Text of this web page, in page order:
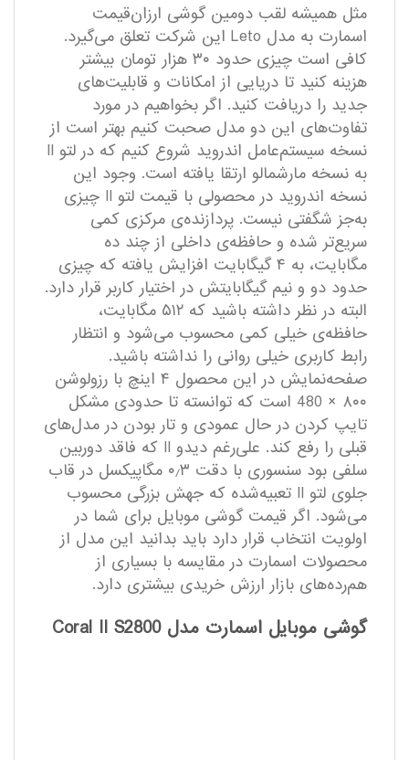
مثل همیشه لقب دومین گوشی ارزان‌قیمت
اسمارت به مدل Leto این شرکت تعلق می‌گیرد.
کافی است چیزی حدود ۳۰ هزار تومان بیشتر
هزینه کنید تا دریایی از امکانات و قابلیت‌های
جدید را دریافت کنید. اگر بخواهیم در مورد
تفاوت‌های این دو مدل صحبت کنیم بهتر است از
نسخه سیستم‌عامل اندروید شروع کنیم که در لتو II
به نسخه مارشمالو ارتقا یافته است. وجود این
نسخه اندروید در محصولی با قیمت لتو II چیزی
به‌جز شگفتی نیست. پردازنده‌ی مرکزی کمی
سریع‌تر شده و حافظه‌ی داخلی از چند ده
مگابایت، به ۴ گیگابایت افزایش یافته که چیزی
حدود دو و نیم گیگابایتش در اختیار کاربر قرار دارد.
البته در نظر داشته باشید که ۵۱۲ مگابایت،
حافظه‌ی خیلی کمی محسوب می‌شود و انتظار
رابط کاربری خیلی روانی را نداشته باشید.
صفحه‌نمایش در این محصول ۴ اینچ با رزولوشن
۸۰۰ × 480 است که توانسته تا حدودی مشکل
تایپ کردن در حال عمودی و تار بودن در مدل‌های
قبلی را رفع کند. علی‌رغم دیدو II که فاقد دوربین
سلفی بود سنسوری با دقت ۰٫۳ مگاپیکسل در قاب
جلوی لتو II تعبیه‌شده که جهش بزرگی محسوب
می‌شود. اگر قیمت گوشی موبایل برای شما در
اولویت انتخاب قرار دارد باید بدانید این مدل از
محصولات اسمارت در مقایسه با بسیاری از
هم‌رده‌های بازار ارزش خریدی بیشتری دارد.
گوشی موبایل اسمارت مدل Coral II S2800